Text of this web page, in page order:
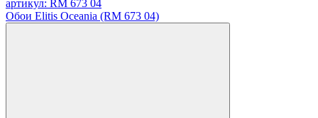
артикул: RM 673 04
Обои Elitis Oceania (RM 673 04)